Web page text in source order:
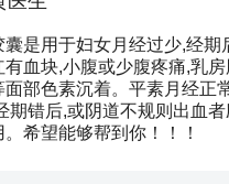
囊是用于妇女月经过少,经期
有血块,小腹或少腹疼痛,乳
面部色素沉着。平素月经正
期错后,或阴道不规则出血
希望能够帮到你！！！